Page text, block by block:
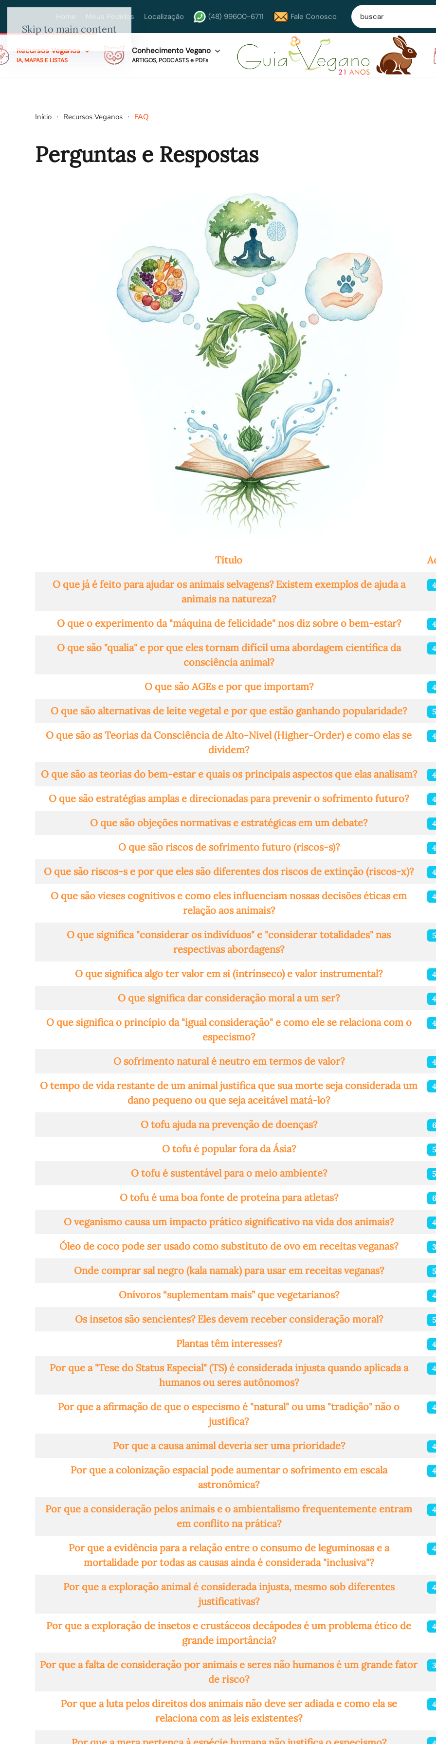
Skip to main content
Home Meus Pedidos Localização (48) 99600-6711 Fale Conosco
Recursos Veganos
IA, MAPAS E LISTAS
Conhecimento Vegano
ARTIGOS, PODCASTS e PDFs
Início Recursos Veganos FAQ
Perguntas e Respostas
Artigos
Título
O que já é feito para ajudar os animais selvagens? Existem exemplos de ajuda a
animais na natureza?
O que o experimento da "máquina de felicidade" nos diz sobre o bem-estar?
O que são "qualia" e por que eles tornam difícil uma abordagem científica da
consciência animal?
O que são AGEs e por que importam?
O que são alternativas de leite vegetal e por que estão ganhando popularidade?
O que são as Teorias da Consciência de Alto-Nível (Higher-Order) e como elas se
dividem?
O que são as teorias do bem-estar e quais os principais aspectos que elas analisam?
O que são estratégias amplas e direcionadas para prevenir o sofrimento futuro?
O que são objeções normativas e estratégicas em um debate?
O que são riscos de sofrimento futuro (riscos-s)?
O que são riscos-s e por que eles são diferentes dos riscos de extinção (riscos-x)?
O que são vieses cognitivos e como eles influenciam nossas decisões éticas em
relação aos animais?
O que significa "considerar os indivíduos" e "considerar totalidades" nas
respectivas abordagens?
O que significa algo ter valor em si (intrínseco) e valor instrumental?
O que significa dar consideração moral a um ser?
O que significa o princípio da "igual consideração" e como ele se relaciona com o
especismo?
O sofrimento natural é neutro em termos de valor?
O tempo de vida restante de um animal justifica que sua morte seja considerada um
dano pequeno ou que seja aceitável matá-lo?
O tofu ajuda na prevenção de doenças?
O tofu é popular fora da Ásia?
O tofu é sustentável para o meio ambiente?
O tofu é uma boa fonte de proteína para atletas?
O veganismo causa um impacto prático significativo na vida dos animais?
Óleo de coco pode ser usado como substituto de ovo em receitas veganas?
Onde comprar sal negro (kala namak) para usar em receitas veganas?
Onívoros “suplementam mais” que vegetarianos?
Os insetos são sencientes? Eles devem receber consideração moral?
Plantas têm interesses?
Por que a "Tese do Status Especial" (TS) é considerada injusta quando aplicada a
humanos ou seres autônomos?
Por que a afirmação de que o especismo é "natural" ou uma "tradição" não o
justifica?
Por que a causa animal deveria ser uma prioridade?
Por que a colonização espacial pode aumentar o sofrimento em escala
astronômica?
Por que a consideração pelos animais e o ambientalismo frequentemente entram
em conflito na prática?
Por que a evidência para a relação entre o consumo de leguminosas e a
mortalidade por todas as causas ainda é considerada "inclusiva"?
Por que a exploração animal é considerada injusta, mesmo sob diferentes
justificativas?
Por que a exploração de insetos e crustáceos decápodes é um problema ético de
grande importância?
Por que a falta de consideração por animais e seres não humanos é um grande fator
de risco?
Por que a luta pelos direitos dos animais não deve ser adiada e como ela se
relaciona com as leis existentes?